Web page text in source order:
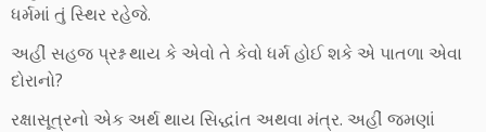
ધર્મમાં તું સ્થિર રહેજે.
અહીં સહજ પ્રશ્ન થાય કે એવો તે કેવો ધર્મ હોઈ શકે એ પાતળા એવા
દોરાનો?
રક્ષાસૂત્રનો એક અર્થ થાય સિદ્ધાંત અથવા મંત્ર. અહીં જમણાં